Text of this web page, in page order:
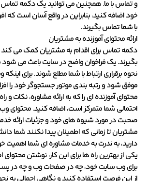
و تماس با ما. همچنین می توانید یک دکمه تماس
خود اضافه کنید، بنابراین در واقع آسان است که
با شما تماس بگیرند.
ارائه محتوای آموزنده به مشتریان
دکمه تماس برای اقدام به مشتریان کمک می کند
بگیرند. یک فراخوان واضح در سایت باعث می شود
نحوه برقراری ارتباط با شما مطلع شوند. برای
موفق شود و رتبه بندی موتور جستجوگر خود را
محتوای آموزنده ای را که به ارائه مشاوره، نکات و
احتمالی شما متمرکز است، اضافه کنید. محتوای
صحبت در مورد شیوه های خود و جزئیات ارائه
مشتریان تا زمانی که اطمینان پیدا نکنند شما
دارید، به ندرت به خدمات مشاوره ای شما اهمیت
یکی از بهترین راه ها برای این کار، نوشتن محتوای
برای وب سایت خود، چه در صفحات وب و چه در